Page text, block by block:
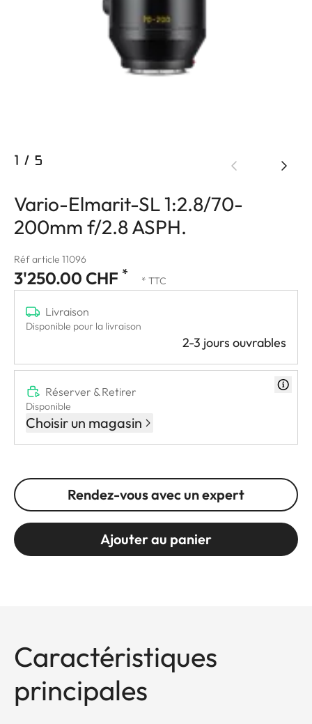
1 / 5
Vario-Elmarit-SL 1:2.8/70-
200mm f/2.8 ASPH.
Réf article 11096
3'250.00 CHF * * TTC
Livraison
Disponible pour la livraison
2-3 jours ouvrables
Réserver & Retirer
Disponible
Choisir un magasin
Rendez-vous avec un expert
Ajouter au panier
Caractéristiques
principales